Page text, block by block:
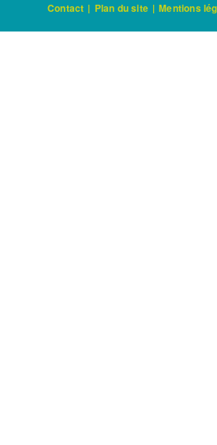
Contact | Plan du site | Mentions